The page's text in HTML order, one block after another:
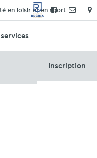
Inscription
en loisir et en sport